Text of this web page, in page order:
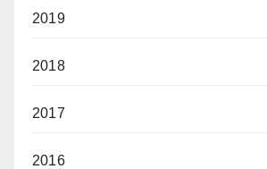
2019
2018
2017
2016